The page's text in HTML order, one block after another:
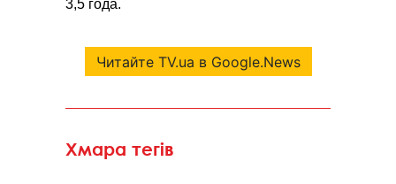
3,5 года.
Читайте TV.ua в Google.News
Хмара тегів